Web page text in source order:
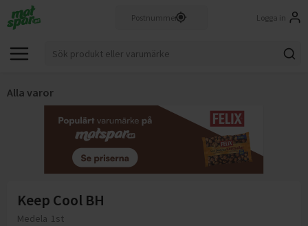
Logga in
Alla varor
Keep Cool BH
Medela 1st